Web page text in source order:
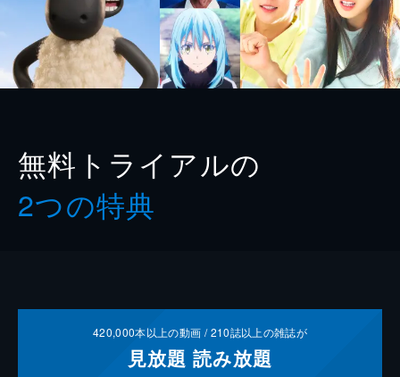
無料トライアルの
2つの特典
420,000本以上の動画 /210誌以上の雑誌が
見放題 読み放題